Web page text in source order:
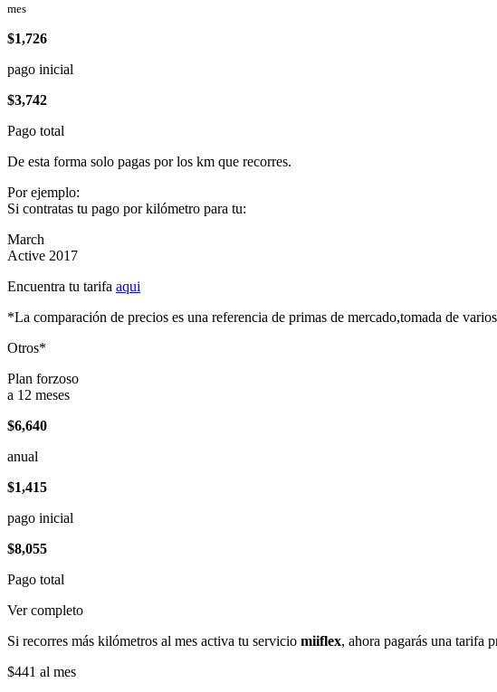
mes
$1,726
pago inicial
$3,742
Pago total
De esta forma solo pagas por los km que recorres.
Por ejemplo:
Si contratas tu pago por kilómetro para tu:
March
Active 2017
Encuentra tu tarifa aqui
*La comparación de precios es una referencia de primas de mercado,tomada de
Otros*
Plan forzoso
a 12 meses
$6,640
anual
$1,415
pago inicial
$8,055
Pago total
Ver completo
Si recorres más kilómetros al mes activa tu servicio miiflex, ahora pagarás una tarifa
$441 al mes